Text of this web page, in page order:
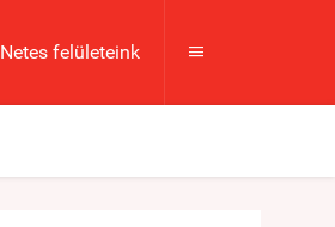
Netes felületeink 